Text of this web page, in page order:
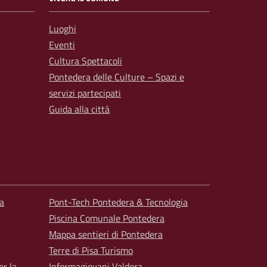
Luoghi
Eventi
Cultura Spettacoli
Pontedera delle Culture – Spazi e
servizi partecipati
Guida alla città
Pont-Tech Pontedera & Tecnologia
Piscina Comunale Pontedera
Mappa sentieri di Pontedera
Terre di Pisa Turismo